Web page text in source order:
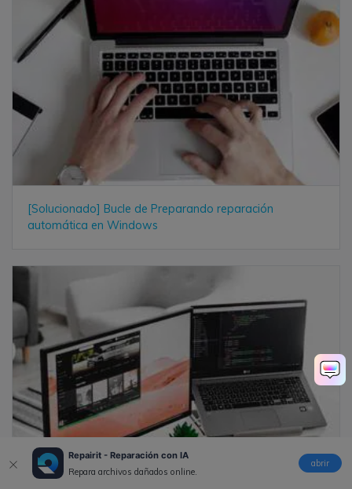
Repairit - Reparación con IA
Repara archivos dañados online.
abrir
[Solucionado] Bucle de Preparando reparación
automática en Windows